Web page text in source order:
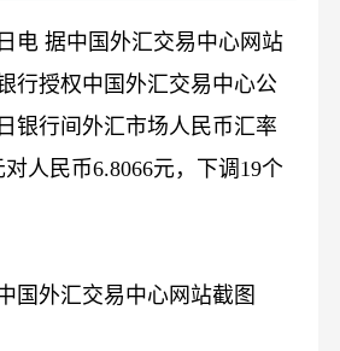
电 据中国外汇交易中心网站
行授权中国外汇交易中心公
银行间外汇市场人民币汇率
人民币6.8066元，下调19个
国外汇交易中心网站截图